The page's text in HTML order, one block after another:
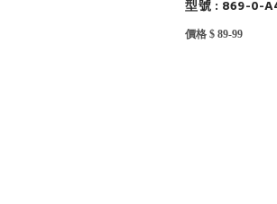
型號 : 869-0-
價格 $ 89-99